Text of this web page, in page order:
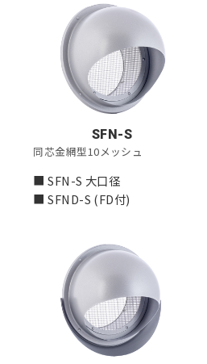
SFN-S
同芯金網型10メッシュ
■ SFN-S 大口径
■ SFND-S (FD付)